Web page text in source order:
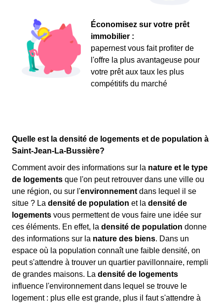
Économisez sur votre prêt
immobilier :
papernest vous fait profiter de
l'offre la plus avantageuse pour
votre prêt aux taux les plus
compétitifs du marché
Quelle est la densité de logements et de population à
Saint-Jean-La-Bussière?
Comment avoir des informations sur la nature et le type
de logements que l'on peut retrouver dans une ville ou
une région, ou sur l'environnement dans lequel il se
situe ? La densité de population et la densité de
logements vous permettent de vous faire une idée sur
ces éléments. En effet, la densité de population donne
des informations sur la nature des biens. Dans un
espace où la population connaît une faible densité, on
peut s'attendre à trouver un quartier pavillonnaire, rempli
de grandes maisons. La densité de logements
influence l'environnement dans lequel se trouve le
logement : plus elle est grande, plus il faut s'attendre à